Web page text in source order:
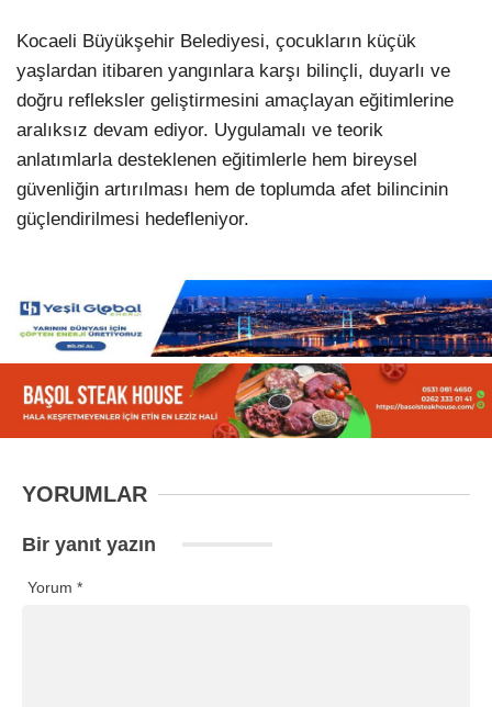
Kocaeli Büyükşehir Belediyesi, çocukların küçük
yaşlardan itibaren yangınlara karşı bilinçli, duyarlı ve
doğru refleksler geliştirmesini amaçlayan eğitimlerine
aralıksız devam ediyor. Uygulamalı ve teorik
anlatımlarla desteklenen eğitimlerle hem bireysel
güvenliğin artırılması hem de toplumda afet bilincinin
güçlendirilmesi hedefleniyor.
YORUMLAR
Bir yanıt yazın
Yorum *